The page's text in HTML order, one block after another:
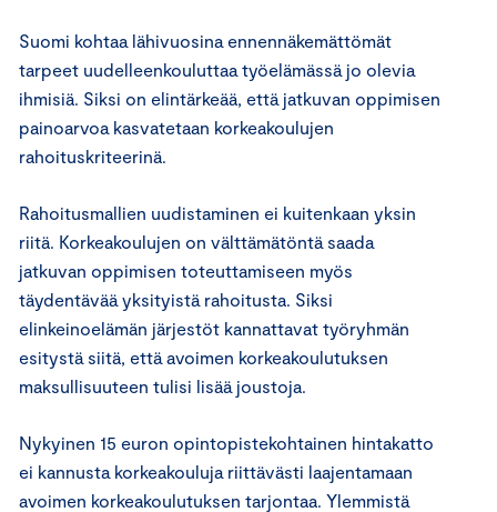
Suomi kohtaa lähivuosina ennennäkemättömät
tarpeet uudelleenkouluttaa työelämässä jo olevia
ihmisiä. Siksi on elintärkeää, että jatkuvan oppimisen
painoarvoa kasvatetaan korkeakoulujen
rahoituskriteerinä.
Rahoitusmallien uudistaminen ei kuitenkaan yksin
riitä. Korkeakoulujen on välttämätöntä saada
jatkuvan oppimisen toteuttamiseen myös
täydentävää yksityistä rahoitusta. Siksi
elinkeinoelämän järjestöt kannattavat työryhmän
esitystä siitä, että avoimen korkeakoulutuksen
maksullisuuteen tulisi lisää joustoja.
Nykyinen 15 euron opintopistekohtainen hintakatto
ei kannusta korkeakouluja riittävästi laajentamaan
avoimen korkeakoulutuksen tarjontaa. Ylemmistä